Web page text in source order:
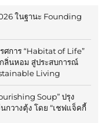
ในฐานะ Founding
การ “Habitat of Life”
ลิ่นหอม สู่ประสบการณ์
Living
Soup” ปรุง
วางตุ้ง โดย “เชฟแจ็คกี้